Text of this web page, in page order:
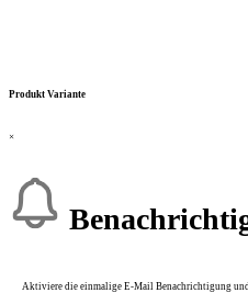
Produkt Variante
×
Aktiviere die einmalige E-Mail Benachrichtigung